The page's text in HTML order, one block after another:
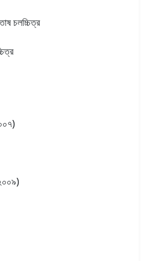
চলচ্চিত্র